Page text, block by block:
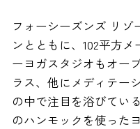
フォーシーズンズ リ
ンとともに、102平方
ーヨガスタジオもオー
ラス、他にメディテー
の中で注目を浴びてい
のハンモックを使った